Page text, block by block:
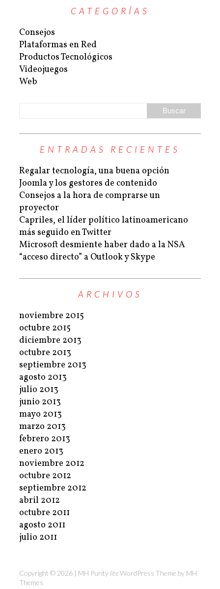
CATEGORÍAS
Consejos
Plataformas en Red
Productos Tecnológicos
Videojuegos
Web
ENTRADAS RECIENTES
Regalar tecnología, una buena opción
Joomla y los gestores de contenido
Consejos a la hora de comprarse un
proyector
Capriles, el líder político latinoamericano
más seguido en Twitter
Microsoft desmiente haber dado a la NSA
“acceso directo” a Outlook y Skype
ARCHIVOS
noviembre 2015
octubre 2015
diciembre 2013
octubre 2013
septiembre 2013
agosto 2013
julio 2013
junio 2013
mayo 2013
marzo 2013
febrero 2013
enero 2013
noviembre 2012
octubre 2012
septiembre 2012
abril 2012
octubre 2011
agosto 2011
julio 2011
Copyright © 2026 | MH Purity liteWordPress Theme by MH
Themes